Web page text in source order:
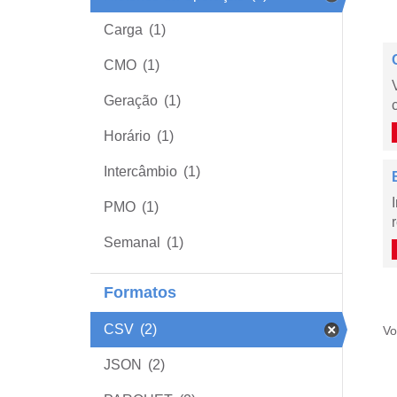
Carga (1)
CMO (1)
Geração (1)
Horário (1)
Intercâmbio (1)
PMO (1)
Semanal (1)
Formatos
CSV (2)
JSON (2)